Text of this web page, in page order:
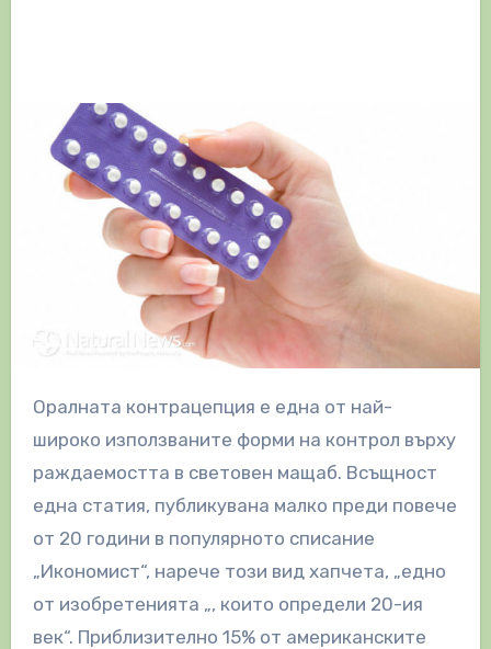
Оралната контрацепция е една от най-
широко използваните форми на контрол върху
раждаемостта в световен мащаб. Всъщност
една статия, публикувана малко преди повече
от 20 години в популярното списание
„Икономист“, нарече този вид хапчета, „едно
от изобретенията „, които определи 20-ия
век“. Приблизително 15% от американските